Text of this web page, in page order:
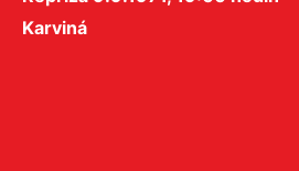
Karviná